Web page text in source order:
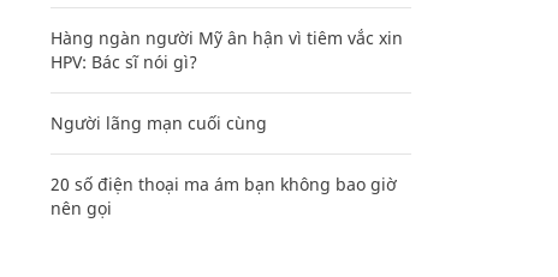
Hàng ngàn người Mỹ ân hận vì tiêm vắc xin
HPV: Bác sĩ nói gì?
Người lãng mạn cuối cùng
20 số điện thoại ma ám bạn không bao giờ
nên gọi